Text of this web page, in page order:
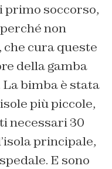
primo soccorso,
non
che cura queste
della gamba
bimba è stata
più piccole,
necessari 30
principale,
E sono